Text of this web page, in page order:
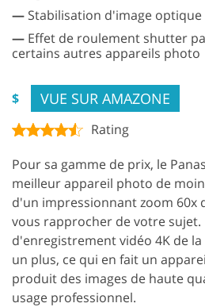
— Stabilisation d'image
— Effet de roulement shutter
certains autres appareils photo
$ VUE SUR AMAZONE
Rating
Pour sa gamme de prix, le
meilleur appareil photo de
d'un impressionnant zoom 60x
vous rapprocher de votre
d'enregistrement vidéo 4K de
un plus, ce qui en fait un
produit des images de haute
usage professionnel.